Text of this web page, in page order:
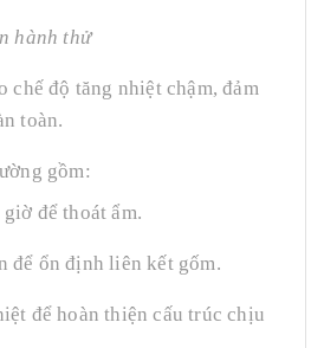
hành thử
chế độ tăng nhiệt chậm, đảm
toàn.
gồm:
để thoát ẩm.
để ổn định liên kết gốm.
để hoàn thiện cấu trúc chịu